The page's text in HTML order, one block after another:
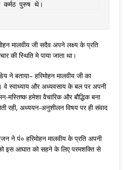
कर्मठ पुरुष थे।
मालवीय जी सदैव अपने लक्ष्य के प्रति
की स्थिति मे पाया जाता था।
ने बताया– हरिमोहन मालवीय जी का
वे स्वाध्याय और अध्यवसाय के बल पर अपनी
मस्तिष्क हमेशा वैचारिक और बौद्धिक बना
रही, अध्ययन-अनुशीलन विषय पर ही संवाद
ने पं० हरिमोहन मालवीय के प्रति अपनी
इस आघात को सहने के लिए परमशक्ति से